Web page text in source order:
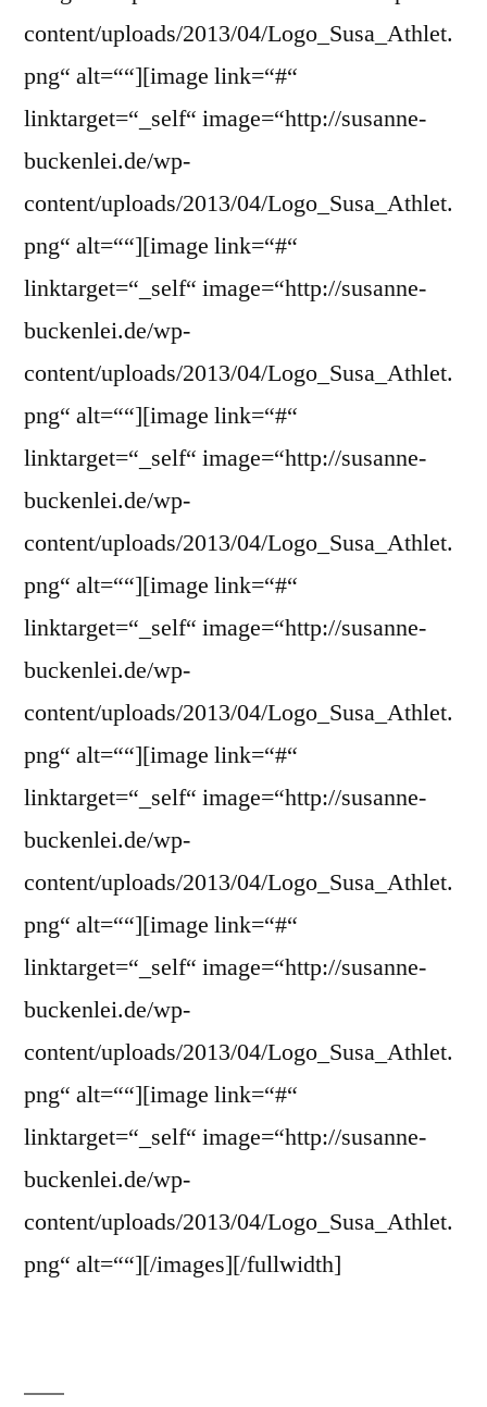
content/uploads/2013/04/Logo_Susa_Athlet.
png“ alt=““][image link=“#“
linktarget=“_self“ image=“http://susanne-
buckenlei.de/wp-
content/uploads/2013/04/Logo_Susa_Athlet.
png“ alt=““][image link=“#“
linktarget=“_self“ image=“http://susanne-
buckenlei.de/wp-
content/uploads/2013/04/Logo_Susa_Athlet.
png“ alt=““][image link=“#“
linktarget=“_self“ image=“http://susanne-
buckenlei.de/wp-
content/uploads/2013/04/Logo_Susa_Athlet.
png“ alt=““][image link=“#“
linktarget=“_self“ image=“http://susanne-
buckenlei.de/wp-
content/uploads/2013/04/Logo_Susa_Athlet.
png“ alt=““][image link=“#“
linktarget=“_self“ image=“http://susanne-
buckenlei.de/wp-
content/uploads/2013/04/Logo_Susa_Athlet.
png“ alt=““][image link=“#“
linktarget=“_self“ image=“http://susanne-
buckenlei.de/wp-
content/uploads/2013/04/Logo_Susa_Athlet.
png“ alt=““][image link=“#“
linktarget=“_self“ image=“http://susanne-
buckenlei.de/wp-
content/uploads/2013/04/Logo_Susa_Athlet.
png“ alt=““][/images][/fullwidth]